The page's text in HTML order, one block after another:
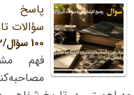
پاسخ
سؤالات
100 سؤال/42
فهم